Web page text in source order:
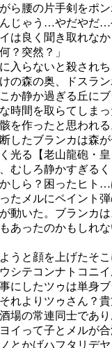
ら腰の片手剣をポ
じゃう…やだやだ…
は良く聞き取れな
？突然？」
入らないと殺されち
の森の奥、ドスラン
か静か過ぎる丘に
時間を取らてしま
を作ったと思われ
したブランカは森
光る【老山龍砲・
むしろ静かすぎる
しら？困ったヒト…
たメルにペイント
動いた。ブランカ
あったのかもしれ
うと顔を上げたそ
シテコンナトコニイ
にしたツゥは単身
れよりツゥさん？
場の常連同士であ
イって子とメルが
とかげハフタリデヤ